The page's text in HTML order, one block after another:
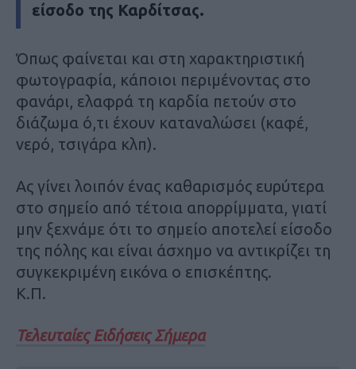
είσοδο της Καρδίτσας.
Όπως φαίνεται και στη χαρακτηριστική
φωτογραφία, κάποιοι περιμένοντας στο
φανάρι, ελαφρά τη καρδία πετούν στο
διάζωμα ό,τι έχουν καταναλώσει (καφέ,
νερό, τσιγάρα κλπ).
Ας γίνει λοιπόν ένας καθαρισμός ευρύτερα
στο σημείο από τέτοια απορρίμματα, γιατί
μην ξεχνάμε ότι το σημείο αποτελεί είσοδο
της πόλης και είναι άσχημο να αντικρίζει τη
συγκεκριμένη εικόνα ο επισκέπτης.
Κ.Π.
Τελευταίες Ειδήσεις Σήμερα